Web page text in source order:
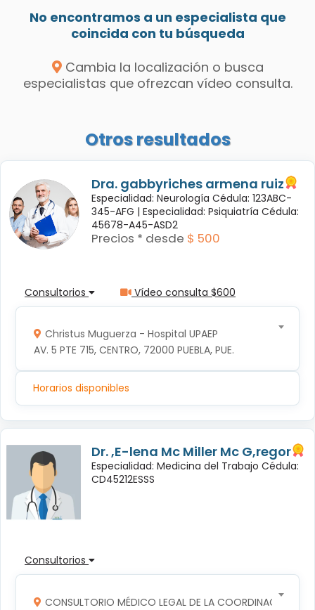
No encontramos a un especialista que
coincida con tu búsqueda
Cambia la localización o busca
especialistas que ofrezcan vídeo consulta.
Otros resultados
Dra. gabbyriches armena ruiz
Especialidad: Neurología Cédula: 123ABC-
345-AFG | Especialidad: Psiquiatría Cédula:
45678-A45-ASD2
Precios * desde $ 500
Consultorios Vídeo consulta $600
Christus Muguerza - Hospital UPAEP
AV. 5 PTE 715, CENTRO, 72000 PUEBLA, PUE.
Horarios disponibles
Dr. ,E-lena Mc Miller Mc G,regor
Especialidad: Medicina del Trabajo Cédula:
CD45212ESSS
Consultorios
CONSULTORIO MÉDICO LEGAL DE LA COORDINACION